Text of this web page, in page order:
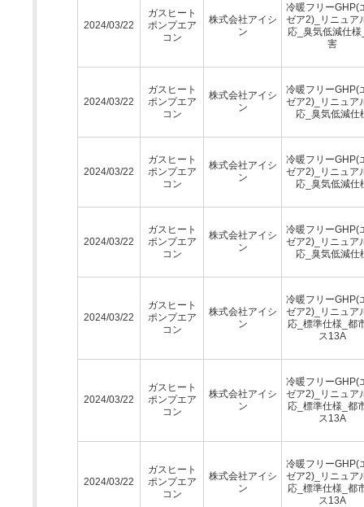
2024/03/22
ガスヒート
ポンプエア
コン
株式会社アイシ
ン
冷暖フリーGHP(
ゼア2)_リニュア
応_臭気低減仕様
害
2024/03/22
ガスヒート
ポンプエア
コン
株式会社アイシ
ン
冷暖フリーGHP(
ゼア2)_リニュア
応_臭気低減仕
2024/03/22
ガスヒート
ポンプエア
コン
株式会社アイシ
ン
冷暖フリーGHP(
ゼア2)_リニュア
応_臭気低減仕
2024/03/22
ガスヒート
ポンプエア
コン
株式会社アイシ
ン
冷暖フリーGHP(
ゼア2)_リニュア
応_臭気低減仕
2024/03/22
ガスヒート
ポンプエア
コン
株式会社アイシ
ン
冷暖フリーGHP(
ゼア2)_リニュア
応_標準仕様_都
ス13A
2024/03/22
ガスヒート
ポンプエア
コン
株式会社アイシ
ン
冷暖フリーGHP(
ゼア2)_リニュア
応_標準仕様_都
ス13A
2024/03/22
ガスヒート
ポンプエア
コン
株式会社アイシ
ン
冷暖フリーGHP(
ゼア2)_リニュア
応_標準仕様_都
ス13A